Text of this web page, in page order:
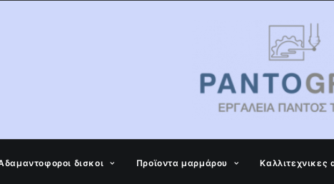
δισκοι Προϊοντα μαρμάρου Καλλιτεχνικες